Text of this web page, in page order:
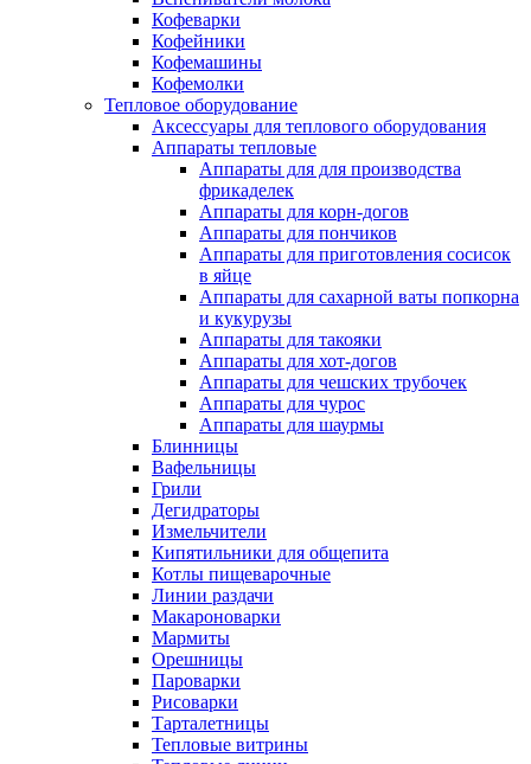
Кофеварки
Кофейники
Кофемашины
Кофемолки
Тепловое оборудование
Аксессуары для теплового оборудования
Аппараты тепловые
Аппараты для для производства
фрикаделек
Аппараты для корн-догов
Аппараты для пончиков
Аппараты для приготовления сосисок
в яйце
Аппараты для сахарной ваты попкорна
и кукурузы
Аппараты для такояки
Аппараты для хот-догов
Аппараты для чешских трубочек
Аппараты для чурос
Аппараты для шаурмы
Блинницы
Вафельницы
Грили
Дегидраторы
Измельчители
Кипятильники для общепита
Котлы пищеварочные
Линии раздачи
Макароноварки
Мармиты
Орешницы
Пароварки
Рисоварки
Тарталетницы
Тепловые витрины